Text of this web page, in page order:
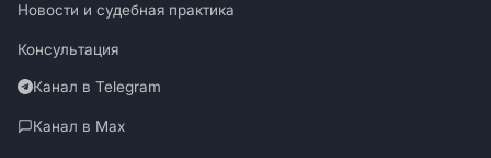
Новости и судебная практика
Консультация
Канал в Telegram
Канал в Max